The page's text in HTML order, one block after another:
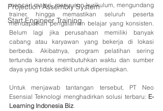
Projection Assembly System
Start Engineer Training
mencari materi, menyusun kurikulum, mengundang
trainer, hingga memastikan seluruh peserta
mendapatkan pengalaman belajar yang konsisten.
Belum lagi jika perusahaan memiliki banyak
cabang atau karyawan yang bekerja di lokasi
berbeda. Akibatnya, program pelatihan sering
tertunda karena membutuhkan waktu dan sumber
daya yang tidak sedikit untuk dipersiapkan.
Untuk menjawab tantangan tersebut, PT Neo
Esensial Teknologi menghadirkan solusi terbaru: E-
Learning Indonesia Biz